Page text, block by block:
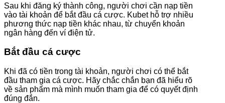
Sau khi đăng ký thành công, người chơi cần nạp tiền
vào tài khoản để bắt đầu cá cược. Kubet hỗ trợ nhiều
phương thức nạp tiền khác nhau, từ chuyển khoản
ngân hàng đến ví điện tử.
Bắt đầu cá cược
Khi đã có tiền trong tài khoản, người chơi có thể bắt
đầu tham gia cá cược. Hãy chắc chắn bạn đã hiểu rõ
về sản phẩm mà mình muốn tham gia để có quyết định
đúng đắn.